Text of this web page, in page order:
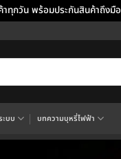
ทุกวัน พร้อมประกันสินค้าถึงมือ
ะบบ บทความบุหรี่ไฟฟ้า